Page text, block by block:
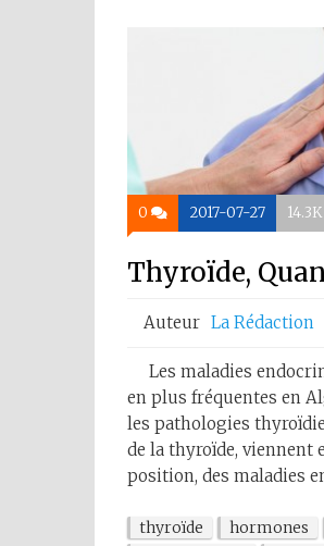
0 2017-07-27 14.3K
Thyroïde,
Auteur La Rédaction
Les maladies
en plus fréquentes en
les pathologies
de la thyroïde, viennent
position, des maladies
thyroïde hormones